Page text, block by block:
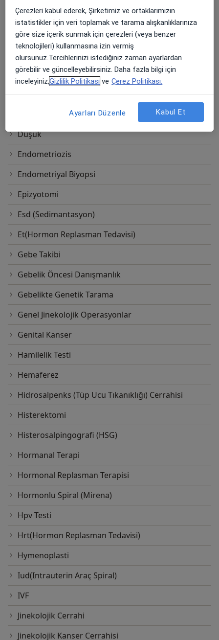
Doğum Kontrolde Hormonal Metodlar
Doğum Öncesi Eğitim Ve Doğuma Hazırlık
Doğuma Hazırlık Eğitimleri
Doğumda Epidural (Ağrısız Doğum)
Düzensiz Adet Kanamaları
Düşük
Endometriozis
Endometriyal Biyopsi
Epizyotomi
Esd (Sedimantasyon)
Et(Hormon Replasman Tedavisi)
Gebe Takibi
Gebelik Öncesi Danışmanlık
Gebelikte Genetik Tarama
Genel Jinekolojik Operasyonlar
Genital Kanser
Hamilelik Testi
Hemaferez
Hidrosalpenks (Tüp Ucu Tıkanıklığı) Cerrahisi
Histerektomi
Histerosalpingografi (HSG)
Hormanal Terapi
Hormonal Replasman Terapisi
Hormonlu Spiral (Mirena)
Hpv Testi
Hrt(Hormon Replasman Tedavisi)
Hymenoplasti
Iud(Intrauterin Araç Spiral)
IVF
Jinekolojik Cerrahi
Jinekolojik Kanser Cerrahisi
Çerezleri kabul ederek, Şirketimiz ve ortaklarımızın
istatistikler için veri toplamak ve tarama alışkanlıklarınıza
göre size içerik sunmak için çerezleri (veya benzer
teknolojileri) kullanmasına izin vermiş
olursunuz.Tercihlerinizi istediğiniz zaman ayarlardan
görebilir ve güncelleyebilirsiniz. Daha fazla bilgi için
inceleyiniz,Gizlilik Politikası ve Çerez Politikası.
Ayarları Düzenle Kabul Et